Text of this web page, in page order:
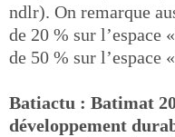
ndlr). On remarque
de 20 % sur l’espace
de 50 % sur
Batiactu : Batimat
développement